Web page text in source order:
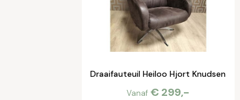
Draaifauteuil Heiloo Hjort Knudsen
Vanaf € 299,-